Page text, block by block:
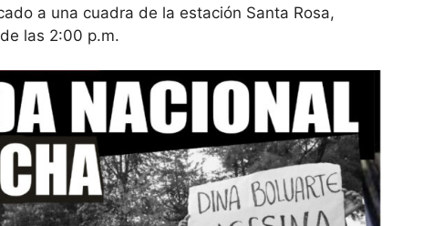
a una cuadra de la estación Santa Rosa,
las 2:00 p.m.